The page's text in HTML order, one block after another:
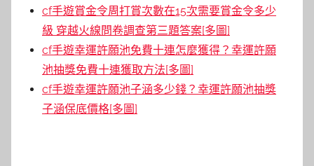
cf手遊賞金令周打賞次數在15次需要賞金令多少
級 穿越火線問卷調查第三題答案[多圖]
cf手遊幸運許願池免費十連怎麼獲得？幸運許願
池抽獎免費十連獲取方法[多圖]
cf手遊幸運許願池子涵多少錢？幸運許願池抽獎
子涵保底價格[多圖]